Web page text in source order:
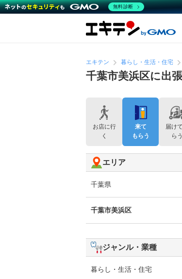
エキテン 暮らし・生活・住宅
千葉市美浜区に出
お店に行
く
来て
もらう
届け
らう
エリア
千葉県
千葉市美浜区
ジャンル・業種
暮らし・生活・住宅
無料診断